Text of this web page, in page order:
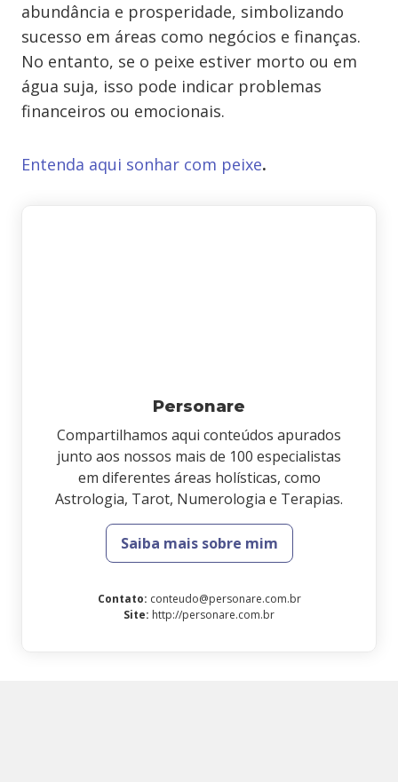
abundância e prosperidade, simbolizando
sucesso em áreas como negócios e finanças.
No entanto, se o peixe estiver morto ou em
água suja, isso pode indicar problemas
financeiros ou emocionais.
Entenda aqui sonhar com peixe.
Personare
Compartilhamos aqui conteúdos apurados
junto aos nossos mais de 100 especialistas
em diferentes áreas holísticas, como
Astrologia, Tarot, Numerologia e Terapias.
Saiba mais sobre mim
Contato: conteudo@personare.com.br
Site: http://personare.com.br